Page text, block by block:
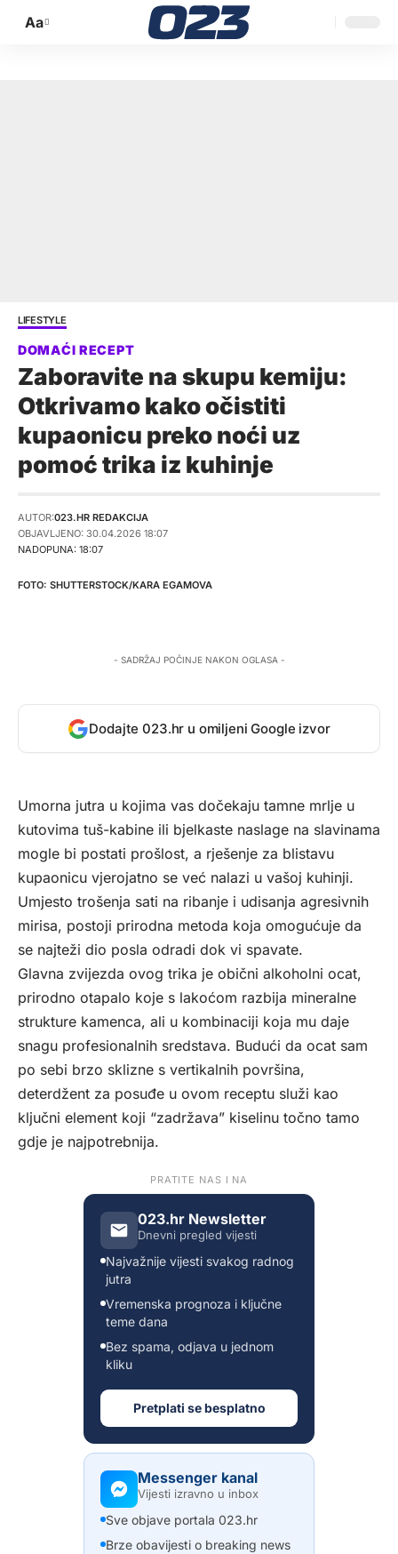
Promijeni
Aa
LIFESTYLE
Zaboravite na skupu kemiju:
Otkrivamo kako očistiti
kupaonicu preko noći uz
pomoć trika iz kuhinje
NADOPUNA: 18:07
AUTOR:023.HR REDAKCIJA
OBJAVLJENO: 30.04.2026 18:07
SHUTTERSTOCK/KARA EGAMOVA
- SADRŽAJ POČINJE NAKON OGLASA -
Dodajte 023.hr u omiljeni Google izvor
Umorna jutra u kojima vas dočekaju tamne mrlje u
kutovima tuš-kabine ili bjelkaste naslage na slavinama
mogle bi postati prošlost, a rješenje za blistavu
kupaonicu vjerojatno se već nalazi u vašoj kuhinji.
Umjesto trošenja sati na ribanje i udisanja agresivnih
mirisa, postoji prirodna metoda koja omogućuje da
se najteži dio posla odradi dok vi spavate.
Glavna zvijezda ovog trika je obični alkoholni ocat,
prirodno otapalo koje s lakoćom razbija mineralne
strukture kamenca, ali u kombinaciji koja mu daje
snagu profesionalnih sredstava. Budući da ocat sam
po sebi brzo sklizne s vertikalnih površina,
deterdžent za posuđe u ovom receptu služi kao
ključni element koji “zadržava” kiselinu točno tamo
gdje je najpotrebnija.
PRATITE NAS I NA
023.hr Newsletter
Dnevni pregled vijesti
Najvažnije vijesti svakog radnog
jutra
Vremenska prognoza i ključne
teme dana
Bez spama, odjava u jednom
kliku
Pretplati se besplatno
Messenger kanal
Vijesti izravno u inbox
Sve objave portala 023.hr
Brze obavijesti o breaking news